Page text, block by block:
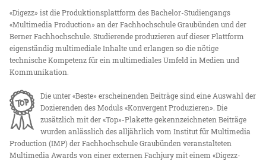
«Digezz» ist die Produktionsplattform des Bachelor-Studiengangs
«Multimedia Production» an der Fachhochschule Graubünden und der
Berner Fachhochschule. Studierende produzieren auf dieser Plattform
eigenständig multimediale Inhalte und erlangen so die nötige
technische Kompetenz für ein multimediales Umfeld in Medien und
Kommunikation.
Die unter «Beste» erscheinenden Beiträge sind eine Auswahl der
Dozierenden des Moduls «Konvergent Produzieren». Die
zusätzlich mit der «Top»-Plakette gekennzeichneten Beiträge
wurden anlässlich des alljährlich vom Institut für Multimedia
Production (IMP) der Fachhochschule Graubünden veranstalteten
Multimedia Awards von einer externen Fachjury mit einem «Digezz-